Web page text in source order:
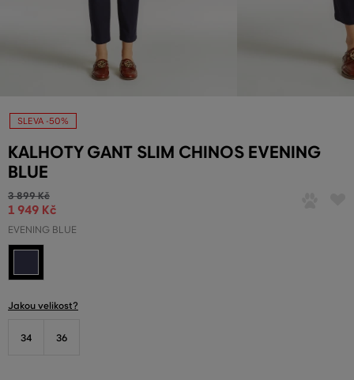
SLEVA -50%
KALHOTY GANT SLIM CHINOS EVENING
BLUE
3 899 Kč
1 949 Kč
EVENING BLUE
Jakou velikost?
34 36